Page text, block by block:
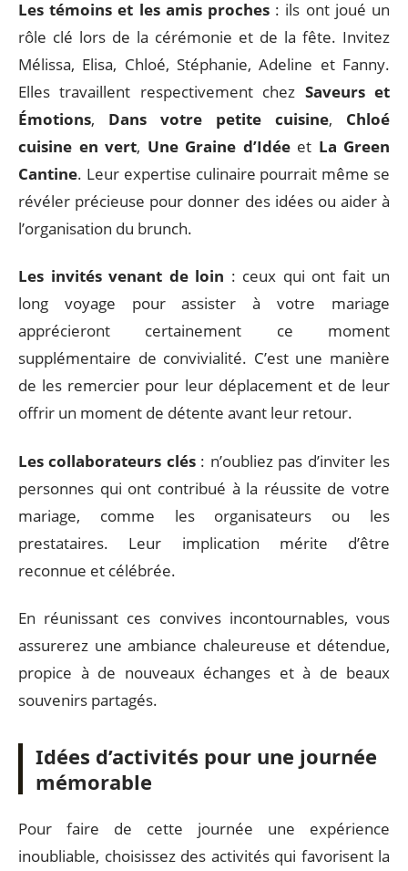
Les témoins et les amis proches : ils ont joué un
rôle clé lors de la cérémonie et de la fête. Invitez
Mélissa, Elisa, Chloé, Stéphanie, Adeline et Fanny.
Elles travaillent respectivement chez Saveurs et
Émotions, Dans votre petite cuisine, Chloé
cuisine en vert, Une Graine d’Idéeet La Green
Cantine. Leur expertise culinaire pourrait même se
révéler précieuse pour donner des idées ou aider à
l’organisation du brunch.
Les invités venant de loin : ceux qui ont fait un
long voyage pour assister à votre mariage
apprécieront certainement ce moment
supplémentaire de convivialité. C’est une manière
de les remercier pour leur déplacement et de leur
offrir un moment de détente avant leur retour.
Les collaborateurs clés: n’oubliez pas d’inviter les
personnes qui ont contribué à la réussite de votre
mariage, comme les organisateurs ou les
prestataires. Leur implication mérite d’être
reconnue et célébrée.
En réunissant ces convives incontournables, vous
assurerez une ambiance chaleureuse et détendue,
propice à de nouveaux échanges et à de beaux
souvenirs partagés.
Idées d’activités pour une journée
mémorable
Pour faire de cette journée une expérience
inoubliable, choisissez des activités qui favorisent la